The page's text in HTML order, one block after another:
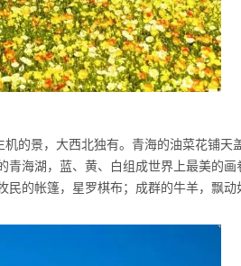
的景，大西北独有。青海的油菜花铺天
青海湖，蓝、黄、白组成世界上最美的画
民的帐篷，星罗棋布；成群的牛羊，飘动